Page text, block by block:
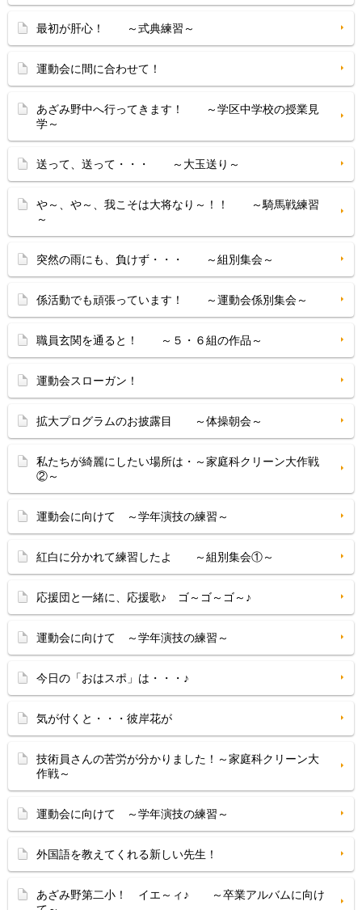
最初が肝心！ ～式典練習～
運動会に間に合わせて！
あざみ野中へ行ってきます！ ～学区中学校の授業見
学～
送って、送って・・・ ～大玉送り～
や～、や～、我こそは大将なり～！！ ～騎馬戦練習
～
突然の雨にも、負けず・・・ ～組別集会～
係活動でも頑張っています！ ～運動会係別集会～
職員玄関を通ると！ ～５・６組の作品～
運動会スローガン！
拡大プログラムのお披露目 ～体操朝会～
私たちが綺麗にしたい場所は・～家庭科クリーン大作戦
②～
運動会に向けて ～学年演技の練習～
紅白に分かれて練習したよ ～組別集会①～
応援団と一緒に、応援歌♪ ゴ～ゴ～ゴ～♪
運動会に向けて ～学年演技の練習～
今日の「おはスポ」は・・・♪
気が付くと・・・彼岸花が
技術員さんの苦労が分かりました！～家庭科クリーン大
作戦～
運動会に向けて ～学年演技の練習～
外国語を教えてくれる新しい先生！
あざみ野第二小！ イエ～ィ♪ ～卒業アルバムに向け